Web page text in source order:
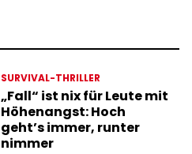
SURVIVAL-THRILLER
„Fall“ ist nix für Leute mit
Höhenangst: Hoch
geht’s immer, runter
nimmer